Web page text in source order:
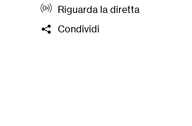
capire come il terzo settore, le
costruiscono un futuro
Riguarda la diretta
Condividi